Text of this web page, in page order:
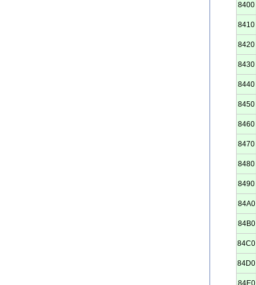
8400
8410
8420
8430
8440
8450
8460
8470
8480
8490
84A0
84B0
84C0
84D0
84E0